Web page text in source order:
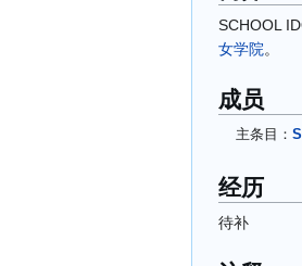
SCHOOL
女学院。
成员
主条目：
经历
待补